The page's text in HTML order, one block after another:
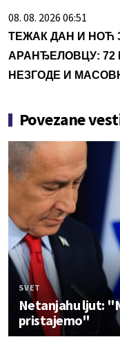
08. 08. 2026 06:51
ТЕЖАК ДАН И НОЋ
АРАНЂЕЛОВЦУ:
НЕЗГОДЕ И
Povezane
SVET
Netanjahu ljut:
pristajemo"